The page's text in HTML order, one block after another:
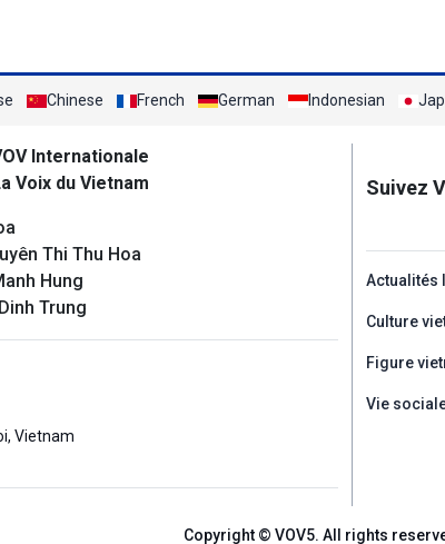
Chinese French German Indonesian
Internationale
Voix du Vietnam
Thi Thu Hoa
Hung
Trung
Vietnam
Suivez
Actualités
Culture
Figure
Vie
Copyright © VOV5. All rights